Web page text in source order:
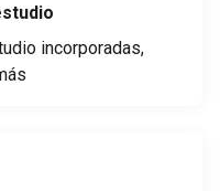
incorporadas,